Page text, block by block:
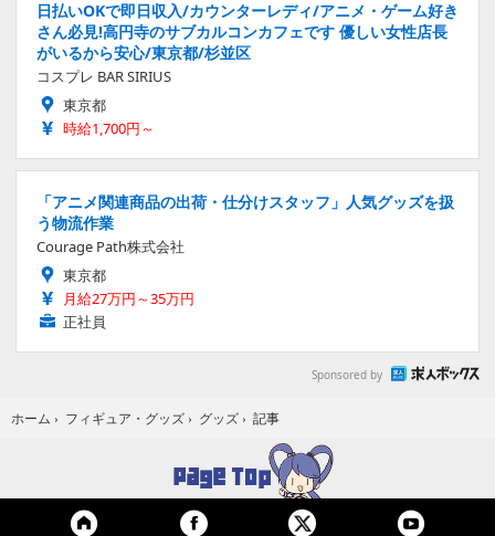
日払いOKで即日収入/カウンターレディ/アニメ・ゲーム好き
さん必見!高円寺のサブカルコンカフェです 優しい女性店長
がいるから安心/東京都/杉並区
コスプレ BAR SIRIUS
東京都
時給1,700円～
「アニメ関連商品の出荷・仕分けスタッフ」人気グッズを扱
う物流作業
Courage Path株式会社
東京都
月給27万円～35万円
正社員
Sponsored by
ホーム › フィギュア・グッズ › グッズ › 記事